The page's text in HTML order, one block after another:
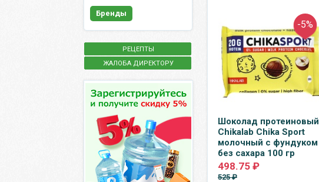
Бренды
РЕЦЕПТЫ
ЖАЛОБА ДИРЕКТОРУ
-5%
Шоколад протеиновый
Chikalab Chika Sport
молочный с фундуком
без сахара 100 гр
498.75 ₽
525 ₽